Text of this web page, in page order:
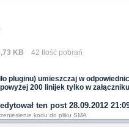
KB 42 Ilość pobrań
pluginu) umieszczaj w
200 linijek tylko w
edytował ten post 28.09.2012
kodu do pliku SMA